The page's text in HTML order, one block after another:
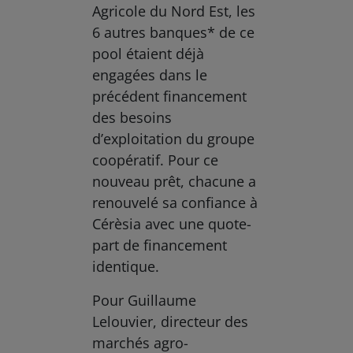
Agricole du Nord Est, les
6 autres banques* de ce
pool étaient déjà
engagées dans le
précédent financement
des besoins
d’exploitation du groupe
coopératif. Pour ce
nouveau prêt, chacune a
renouvelé sa confiance à
Cérèsia avec une quote-
part de financement
identique.
Pour Guillaume
Lelouvier, directeur des
marchés agro-